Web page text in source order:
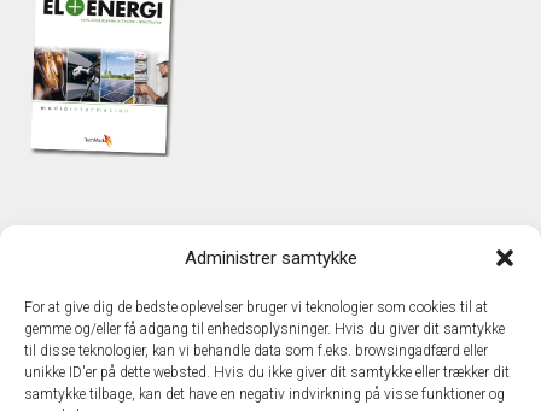
Administrer samtykke
For at give dig de bedste oplevelser bruger vi teknologier som cookies til at
gemme og/eller få adgang til enhedsoplysninger. Hvis du giver dit samtykke
til disse teknologier, kan vi behandle data som f.eks. browsingadfærd eller
unikke ID'er på dette websted. Hvis du ikke giver dit samtykke eller trækker dit
samtykke tilbage, kan det have en negativ indvirkning på visse funktioner og
TechMedia A/S
DK – 2600 Glostrup
www.techmedia.dk
Telefon: +45 43 24 26 28
E-mail:info@techmedia.dk